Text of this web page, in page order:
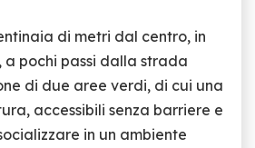
di metri dal centro, in
a pochi passi dalla strada
di due aree verdi, di cui una
accessibili senza barriere e
in un ambiente